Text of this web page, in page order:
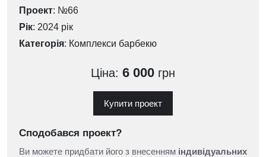
Проект: №66
Рік: 2024 рік
Категорія: Комплекси барбекю
Ціна: 6 000 грн
Купити проект
Сподобався проект?
Ви можете придбати його з внесенням індивідуальних